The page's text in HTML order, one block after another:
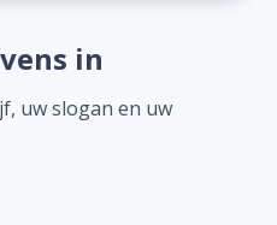
in
uw slogan en uw